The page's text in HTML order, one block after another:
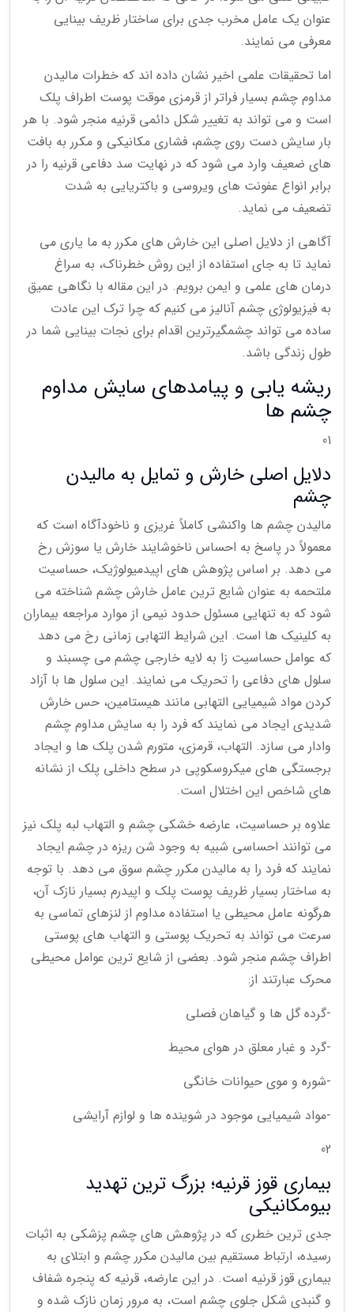
عنوان یک عامل مخرب جدی برای ساختار ظریف بینایی
معرفی می نمایند.
اما تحقیقات علمی اخیر نشان داده اند که خطرات مالیدن
مداوم چشم بسیار فراتر از قرمزی موقت پوست اطراف پلک
است و می تواند به تغییر شکل دائمی قرنیه منجر شود. با هر
بار سایش دست روی چشم، فشاری مکانیکی و مکرر به بافت
های ضعیف وارد می شود که در نهایت سد دفاعی قرنیه را در
برابر انواع عفونت های ویروسی و باکتریایی به شدت
تضعیف می نماید.
آگاهی از دلایل اصلی این خارش های مکرر به ما یاری می
نماید تا به جای استفاده از این روش خطرناک، به سراغ
درمان های علمی و ایمن برویم. در این مقاله با نگاهی عمیق
به فیزیولوژی چشم آنالیز می کنیم که چرا ترک این عادت
ساده می تواند چشمگیرترین اقدام برای نجات بینایی شما در
طول زندگی باشد.
ریشه یابی و پیامدهای سایش مداوم
چشم ها
01
دلایل اصلی خارش و تمایل به مالیدن
چشم
مالیدن چشم ها واکنشی کاملاً غریزی و ناخودآگاه است که
معمولاً در پاسخ به احساس ناخوشایند خارش یا سوزش رخ
می دهد. بر اساس پژوهش های اپیدمیولوژیک، حساسیت
ملتحمه به عنوان شایع ترین عامل خارش چشم شناخته می
شود که به تنهایی مسئول حدود نیمی از موارد مراجعه بیماران
به کلینیک ها است. این شرایط التهابی زمانی رخ می دهد
که عوامل حساسیت زا به لایه خارجی چشم می چسبند و
سلول های دفاعی را تحریک می نمایند. این سلول ها با آزاد
کردن مواد شیمیایی التهابی مانند هیستامین، حس خارش
شدیدی ایجاد می نمایند که فرد را به سایش مداوم چشم
وادار می سازد. التهاب، قرمزی، متورم شدن پلک ها و ایجاد
برجستگی های میکروسکوپی در سطح داخلی پلک از نشانه
های شاخص این اختلال است.
علاوه بر حساسیت، عارضه خشکی چشم و التهاب لبه پلک نیز
می توانند احساسی شبیه به وجود شن ریزه در چشم ایجاد
نمایند که فرد را به مالیدن مکرر چشم سوق می دهد. با توجه
به ساختار بسیار ظریف پوست پلک و اپیدرم بسیار نازک آن،
هرگونه عامل محیطی یا استفاده مداوم از لنزهای تماسی به
سرعت می تواند به تحریک پوستی و التهاب های پوستی
اطراف چشم منجر شود. بعضی از شایع ترین عوامل محیطی
محرک عبارتند از:
-گرده گل ها و گیاهان فصلی
-گرد و غبار معلق در هوای محیط
-شوره و موی حیوانات خانگی
-مواد شیمیایی موجود در شوینده ها و لوازم آرایشی
02
بیماری قوز قرنیه؛ بزرگ ترین تهدید
بیومکانیکی
جدی ترین خطری که در پژوهش های چشم پزشکی به اثبات
رسیده، ارتباط مستقیم بین مالیدن مکرر چشم و ابتلای به
بیماری قوز قرنیه است. در این عارضه، قرنیه که پنجره شفاف
و گنبدی شکل جلوی چشم است، به مرور زمان نازک شده و